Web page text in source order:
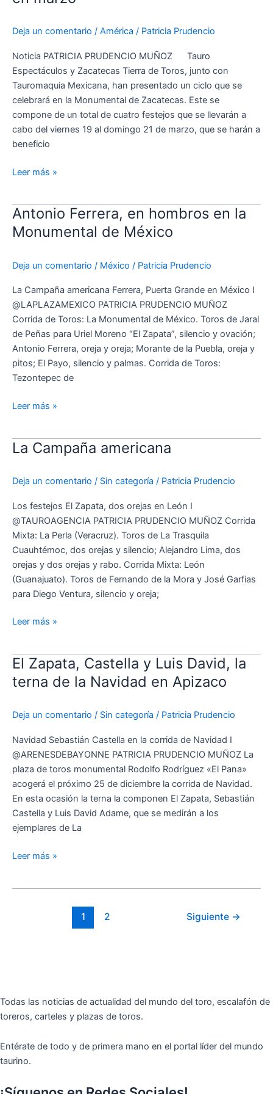
Deja un comentario / América / Patricia Prudencio
Noticia PATRICIA PRUDENCIO MUÑOZ Tauro
Espectáculos y Zacatecas Tierra de Toros, junto con
Tauromaquia Mexicana, han presentado un ciclo que se
celebrará en la Monumental de Zacatecas. Este se
compone de un total de cuatro festejos que se llevarán a
cabo del viernes 19 al domingo 21 de marzo, que se harán a
beneficio
cuatro
en
marzo
Leer más »
Antonio Ferrera, en hombros en la
Monumental de México
Deja un comentario / México / Patricia Prudencio
La Campaña americana Ferrera, Puerta Grande en México I
@LAPLAZAMEXICO PATRICIA PRUDENCIO MUÑOZ
Corrida de Toros: La Monumental de México. Toros de Jaral
de Peñas para Uriel Moreno “El Zapata”, silencio y ovación;
Antonio Ferrera, oreja y oreja; Morante de la Puebla, oreja y
pitos; El Payo, silencio y palmas. Corrida de Toros:
Tezontepec de
Antonio
Ferrera,
en
la
Monumental
de
México
Leer más »
La Campaña americana
Deja un comentario / Sin categoría / Patricia Prudencio
Los festejos El Zapata, dos orejas en León I
@TAUROAGENCIA PATRICIA PRUDENCIO MUÑOZ Corrida
Mixta: La Perla (Veracruz). Toros de La Trasquila
Cuauhtémoc, dos orejas y silencio; Alejandro Lima, dos
orejas y dos orejas y rabo. Corrida Mixta: León
(Guanajuato). Toros de Fernando de la Mora y José Garfias
para Diego Ventura, silencio y oreja;
La
americana
Leer más »
El Zapata, Castella y Luis David, la
terna de la Navidad en Apizaco
Deja un comentario / Sin categoría / Patricia Prudencio
Navidad Sebastián Castella en la corrida de Navidad I
@ARENESDEBAYONNE PATRICIA PRUDENCIO MUÑOZ La
plaza de toros monumental Rodolfo Rodríguez «El Pana»
acogerá el próximo 25 de diciembre la corrida de Navidad.
En esta ocasión la terna la componen El Zapata, Sebastián
Castella y Luis David Adame, que se medirán a los
ejemplares de La
El
Zapata,
Castella
Luis
David,
la
terna
la
Navidad
en
Leer más »
1 2 Siguiente →
Todas las noticias de actualidad del mundo del toro, escalafón de
toreros, carteles y plazas de toros.
Entérate de todo y de primera mano en el portal líder del mundo
taurino.